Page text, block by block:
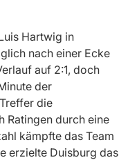
Hartwig in
nach einer Ecke
auf 2:1, doch
der
die
Ratingen durch eine
kämpfte das Team
erzielte Duisburg das